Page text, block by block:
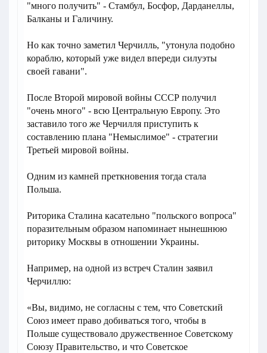
"много получить" - Стамбул, Босфор, Дарданеллы,
Балканы и Галичину.
Но как точно заметил Черчилль, "утонула подобно
кораблю, который уже видел впереди силуэты
своей гавани".
После Второй мировой войны СССР получил
"очень много" - всю Центральную Европу. Это
заставило того же Черчилля приступить к
составлению плана "Немыслимое" - стратегии
Третьей мировой войны.
Одним из камней преткновения тогда стала
Польша.
Риторика Сталина касательно "польского вопроса"
поразительным образом напоминает нынешнюю
риторику Москвы в отношении Украины.
Например, на одной из встреч Сталин заявил
Черчиллю:
«Вы, видимо, не согласны с тем, что Советский
Союз имеет право добиваться того, чтобы в
Польше существовало дружественное Советскому
Союзу Правительство, и что Советское